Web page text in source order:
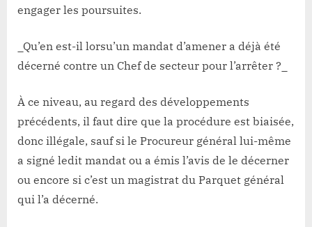
engager les poursuites.
_Qu’en est-il lorsu’un mandat d’amener a déjà été
décerné contre un Chef de secteur pour l’arrêter ?_
À ce niveau, au regard des développements
précédents, il faut dire que la procédure est biaisée,
donc illégale, sauf si le Procureur général lui-même
a signé ledit mandat ou a émis l’avis de le décerner
ou encore si c’est un magistrat du Parquet général
qui l’a décerné.